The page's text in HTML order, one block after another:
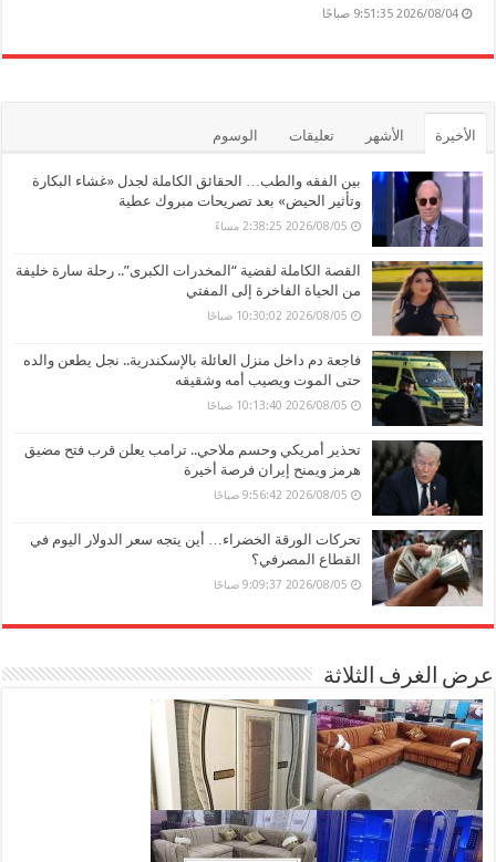
2026/08/04 9:51:35 صباحًا
الأخيرة الأشهر تعليقات الوسوم
بين الفقه والطب… الحقائق الكاملة لجدل «غشاء البكارة
وتأثير الحيض» بعد تصريحات مبروك عطية
2026/08/05 2:38:25 مساءً
القصة الكاملة لقضية “المخدرات الكبرى”.. رحلة سارة خليفة
من الحياة الفاخرة إلى المفتي
2026/08/05 10:30:02 صباحًا
فاجعة دم داخل منزل العائلة بالإسكندرية.. نجل يطعن والده
حتى الموت ويصيب أمه وشقيقه
2026/08/05 10:13:40 صباحًا
تحذير أمريكي وحسم ملاحي.. ترامب يعلن قرب فتح مضيق
هرمز ويمنح إيران فرصة أخيرة
2026/08/05 9:56:42 صباحًا
تحركات الورقة الخضراء… أين يتجه سعر الدولار اليوم في
القطاع المصرفي؟
2026/08/05 9:09:37 صباحًا
عرض الغرف الثلاثة